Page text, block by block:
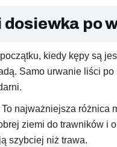
dosiewka po
kiedy kępy są
Samo urwanie liści
najważniejsza
ziemi do trawników i
szybciej niż trawa.